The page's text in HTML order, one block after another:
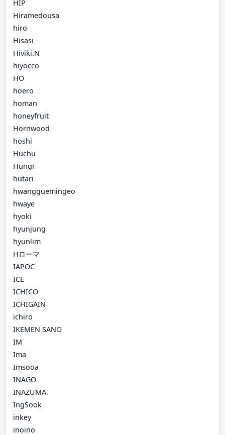
HIP
Hiramedousa
hiro
Hisasi
Hiviki.N
hiyocco
HO
hoero
homan
honeyfruit
Hornwood
hoshi
Huchu
Hungr
hutari
hwangguemingeo
hwaye
hyoki
hyunjung
hyunlim
Hローマ
IAPOC
ICE
ICHICO
ICHIGAIN
ichiro
IKEMEN SANO
IM
Ima
Imsooa
INAGO
INAZUMA.
IngSook
inkey
inoino